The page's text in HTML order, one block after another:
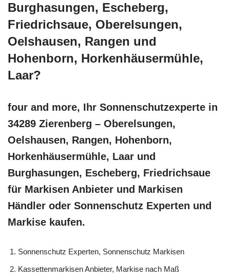
Burghasungen, Escheberg,
Friedrichsaue, Oberelsungen,
Oelshausen, Rangen und
Hohenborn, Horkenhäusermühle,
Laar?
four and more, Ihr Sonnenschutzexperte in
34289 Zierenberg – Oberelsungen,
Oelshausen, Rangen, Hohenborn,
Horkenhäusermühle, Laar und
Burghasungen, Escheberg, Friedrichsaue
für Markisen Anbieter und Markisen
Händler oder Sonnenschutz Experten und
Markise kaufen.
Sonnenschutz Experten, Sonnenschutz Markisen
Kassettenmarkisen Anbieter, Markise nach Maß